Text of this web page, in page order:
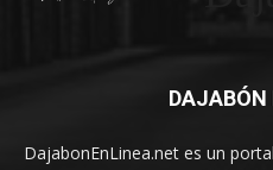
DAJABÓN
DajabonEnLinea.net es un